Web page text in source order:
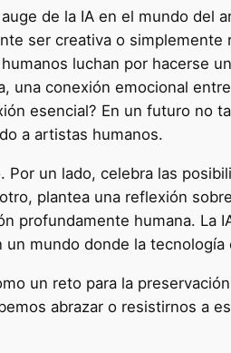
de la IA en el mundo del
ser creativa o
luchan por hacerse
conexión emocional
esencial? En un futuro no
a artistas humanos.
Por un lado, celebra las
plantea una reflexión
profundamente humana. La
mundo donde la
un reto para la
abrazar o resistirnos a